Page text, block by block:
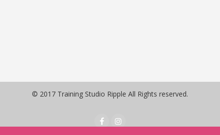
© 2017 Training Studio Ripple All Rights reserved.